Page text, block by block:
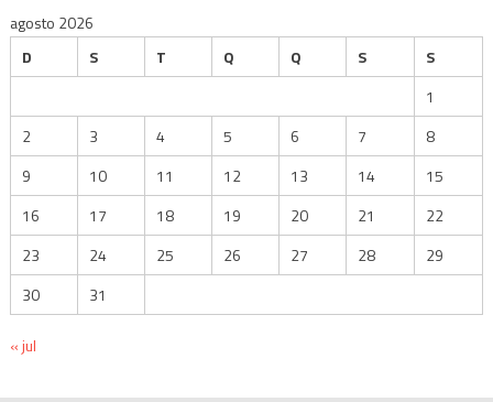
agosto 2026
D
S T Q Q S
S
1
2
3 4 5 6 7
8
9
10 11 12 13 14
15
16
17 18 19 20 21
22
23
24 25 26 27 28
29
30
31
« jul